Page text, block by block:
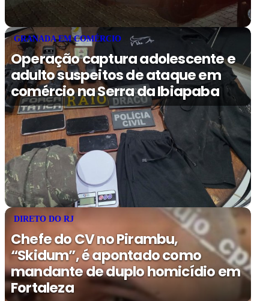
GRANADA EM COMÉRCIO
Operação captura adolescente e
adulto suspeitos de ataque em
comércio na Serra da Ibiapaba
DIRETO DO RJ
Chefe do CV no Pirambu,
“Skidum”, é apontado como
mandante de duplo homicídio em
Fortaleza